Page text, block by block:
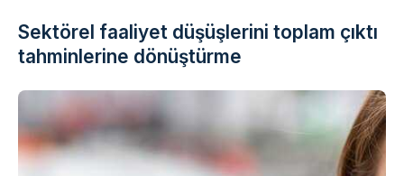
Sektörel faaliyet düşüşlerini toplam çıktı
tahminlerine dönüştürme